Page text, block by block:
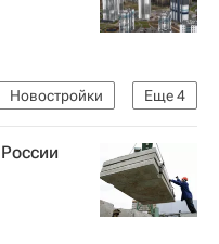
Еще4
Новостройки
Цены
Министерство строительства и жилищно-коммунального хозяйства РФ (Минстрой России)